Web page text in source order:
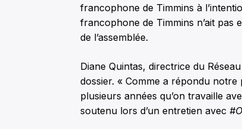
francophone de Timmins à
francophone de Timmins n’ait pas
de l’assemblée.
Diane Quintas, directrice du
dossier. « Comme a répondu
plusieurs années qu’on travaille
soutenu lors d’un entretien avec